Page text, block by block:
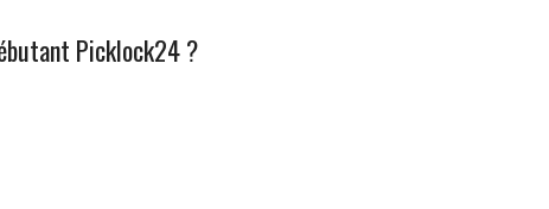
Picklock24 ?